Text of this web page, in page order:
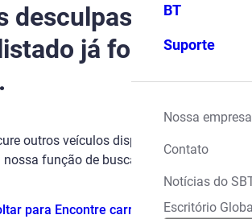
BT
Suporte
Nossa empresa
Contato
Notícias do
Escritório
desculpas, mas o
já foi
outros veículos disponíveis usando
nossa função de busca.
para Encontre carros